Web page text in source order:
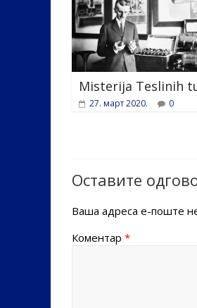
Misterija Teslinih
27. март 2020. 0
Оставите
Ваша адреса е-поште
Коментар *